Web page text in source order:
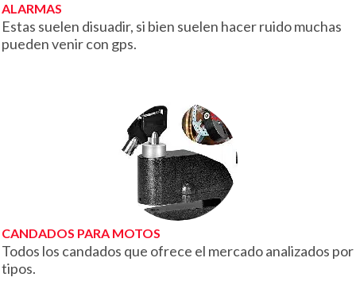
ALARMAS
Estas suelen disuadir, si bien suelen hacer ruido muchas
pueden venir con gps.
CANDADOS PARA MOTOS
Todos los candados que ofrece el mercado analizados por
tipos.